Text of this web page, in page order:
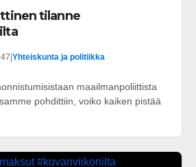
tilanne
|Yhteiskunta ja politiikka
maailmanpoliittista
pohdittiin, voiko kaiken pistää